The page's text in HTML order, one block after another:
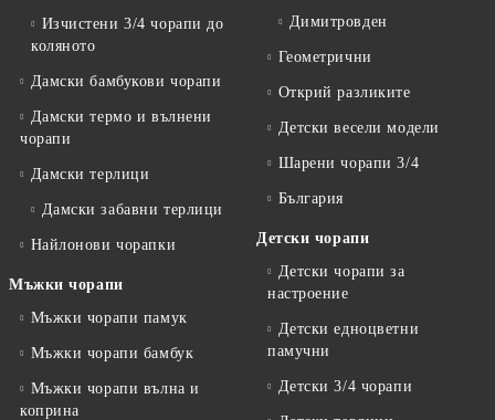
Изчистени 3/4 чорапи до
коляното
Дамски бамбукови чорапи
Дамски термо и вълнени
чорапи
Дамски терлици
Дамски забавни терлици
Найлонови чорапки
Мъжки чорапи
Мъжки чорапи памук
Мъжки чорапи бамбук
Мъжки чорапи вълна и
коприна
Димитровден
Геометрични
Открий разликите
Детски весели модели
Шарени чорапи 3/4
България
Детски чорапи
Детски чорапи за
настроение
Детски едноцветни
памучни
Детски 3/4 чорапи